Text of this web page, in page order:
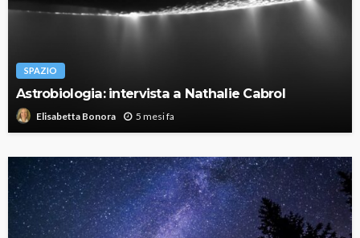
SPAZIO
Astrobiologia: intervista a Nathalie Cabrol
Elisabetta Bonora 5 mesi fa